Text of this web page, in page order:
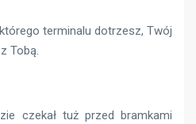
terminalu dotrzesz, Twój
Tobą.
czekał tuż przed bramkami